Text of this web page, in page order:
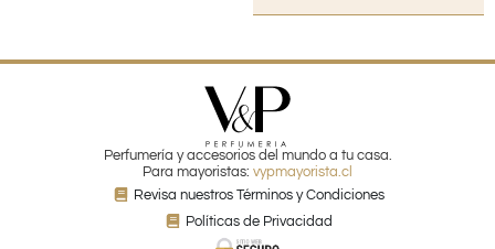
Perfumería y accesorios del mundo a tu casa.
Para mayoristas: vypmayorista.cl
Revisa nuestros Términos y Condiciones
Políticas de Privacidad